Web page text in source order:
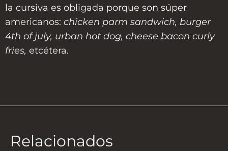
la cursiva es obligada porque son súper
americanos: chicken parm sandwich, burger
4th of july, urban hot dog, cheese bacon curly
fries, etcétera.
Relacionados